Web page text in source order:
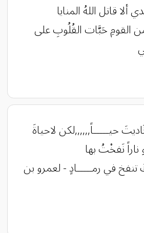
قاتل اللهُ المنايا
القومِ حَبَّات القُلُوبِ على
حيـــــاً,,,,,,لكن لاحياةَ
ناراً نَفخْتُ بها
في رمـــــادٍ - لعمرو بن